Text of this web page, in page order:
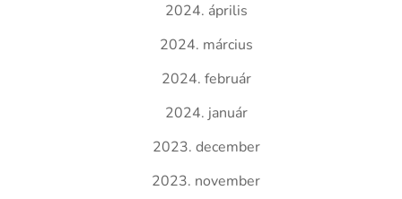
2024. április
2024. március
2024. február
2024. január
2023. december
2023. november